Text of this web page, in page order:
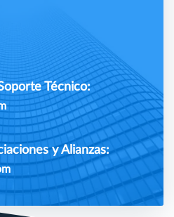
Técnico:
y Alianzas: